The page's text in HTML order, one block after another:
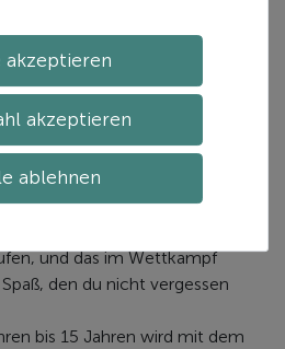
erleben? Dann bist du und dein
für Fortgeschrittene genau
du vorab eine fachkundige
Nach den Probeschüssen,
und dem
wird es ernst. In deinem
und das im Wettkampf
den du nicht vergessen
bis 15 Jahren wird mit dem
akzeptieren
akzeptieren
ablehnen